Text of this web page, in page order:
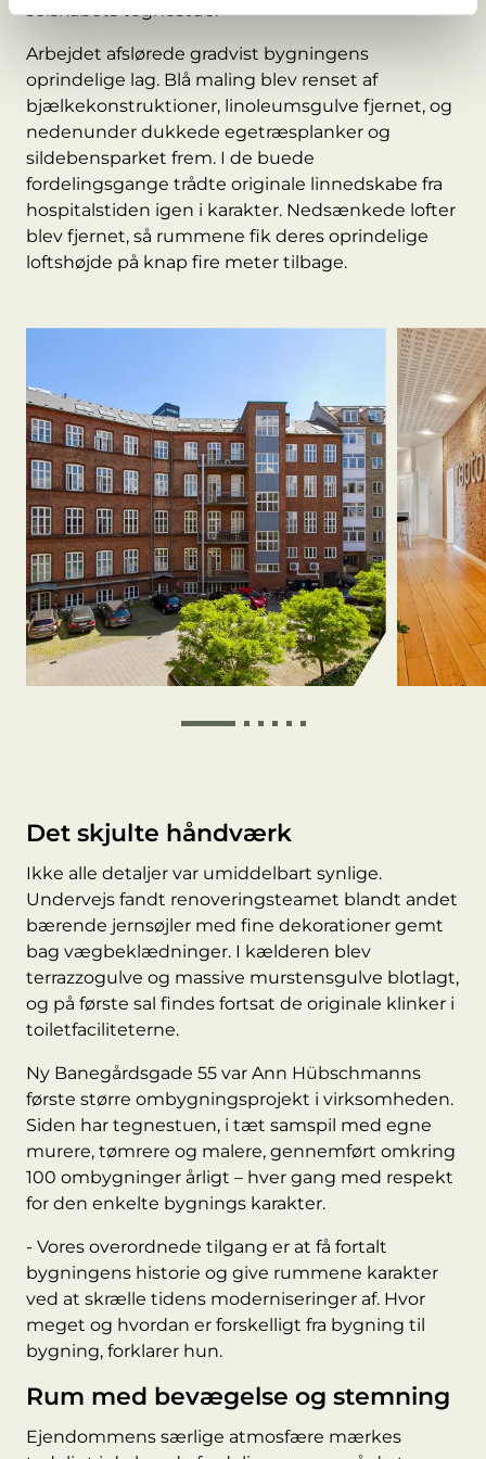
selskabets tegnestue.
Arbejdet afslørede gradvist bygningens
oprindelige lag. Blå maling blev renset af
bjælkekonstruktioner, linoleumsgulve fjernet, og
nedenunder dukkede egetræsplanker og
sildebensparket frem. I de buede
fordelingsgange trådte originale linnedskabe fra
hospitalstiden igen i karakter. Nedsænkede lofter
blev fjernet, så rummene fik deres oprindelige
loftshøjde på knap fire meter tilbage.
Det skjulte håndværk
Ikke alle detaljer var umiddelbart synlige.
Undervejs fandt renoveringsteamet blandt andet
bærende jernsøjler med fine dekorationer gemt
bag vægbeklædninger. I kælderen blev
terrazzogulve og massive murstensgulve blotlagt,
og på første sal findes fortsat de originale klinker i
toiletfaciliteterne.
Ny Banegårdsgade 55 var Ann Hübschmanns
første større ombygningsprojekt i virksomheden.
Siden har tegnestuen, i tæt samspil med egne
murere, tømrere og malere, gennemført omkring
100 ombygninger årligt – hver gang med respekt
for den enkelte bygnings karakter.
- Vores overordnede tilgang er at få fortalt
bygningens historie og give rummene karakter
ved at skrælle tidens moderniseringer af. Hvor
meget og hvordan er forskelligt fra bygning til
bygning, forklarer hun.
Rum med bevægelse og stemning
Ejendommens særlige atmosfære mærkes